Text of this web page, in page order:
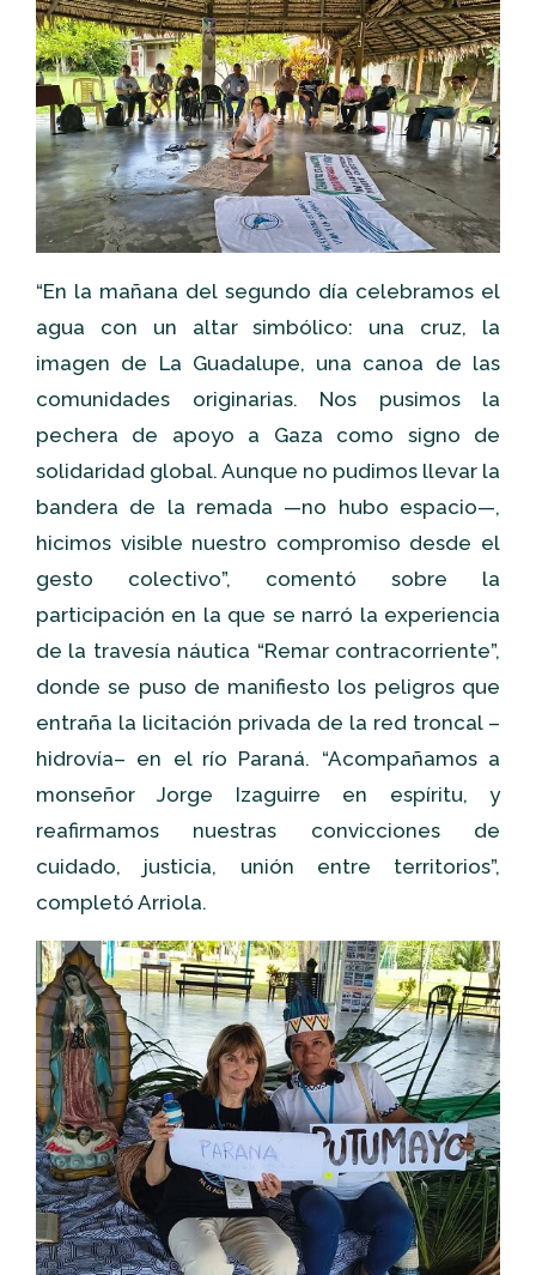
“En la mañana del segundo día celebramos el
agua con un altar simbólico: una cruz, la
imagen de La Guadalupe, una canoa de las
comunidades originarias. Nos pusimos la
pechera de apoyo a Gaza como signo de
solidaridad global. Aunque no pudimos llevar la
bandera de la remada —no hubo espacio—,
hicimos visible nuestro compromiso desde el
gesto colectivo”, comentó sobre la
participación en la que se narró la experiencia
de la travesía náutica “Remar contracorriente”,
donde se puso de manifiesto los peligros que
entraña la licitación privada de la red troncal –
hidrovía– en el río Paraná. “Acompañamos a
monseñor Jorge Izaguirre en espíritu, y
reafirmamos nuestras convicciones de
cuidado, justicia, unión entre territorios”,
completó Arriola.